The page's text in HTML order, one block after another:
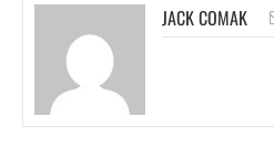
JACK COMAK